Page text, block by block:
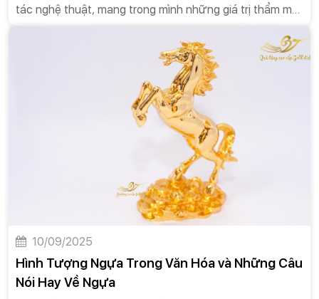
tác nghệ thuật, mang trong mình những giá trị thẩm mỹ
và ý nghĩa sâu sắc. Không chỉ là một món đồ trang trí
đơn thuần, tượng ngựa phong thủy còn là biểu tượng
của sự mạnh mẽ, quyền lực, may mắn và tài lộc, được
nhiều người thành công lựa chọn để đặt trong không
gian sống và làm việc. Bài luận này sẽ đi sâu vào phân
tích ý nghĩa của tượng ngựa phong thủy, từ nguồn gốc
văn hóa cho đến các giá trị mà nó mang lại trong đời
10/09/2025
Hình Tượng Ngựa Trong Văn Hóa và Những Câu
Nói Hay Về Ngựa